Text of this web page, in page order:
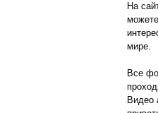
На
мире.
Все
Видео